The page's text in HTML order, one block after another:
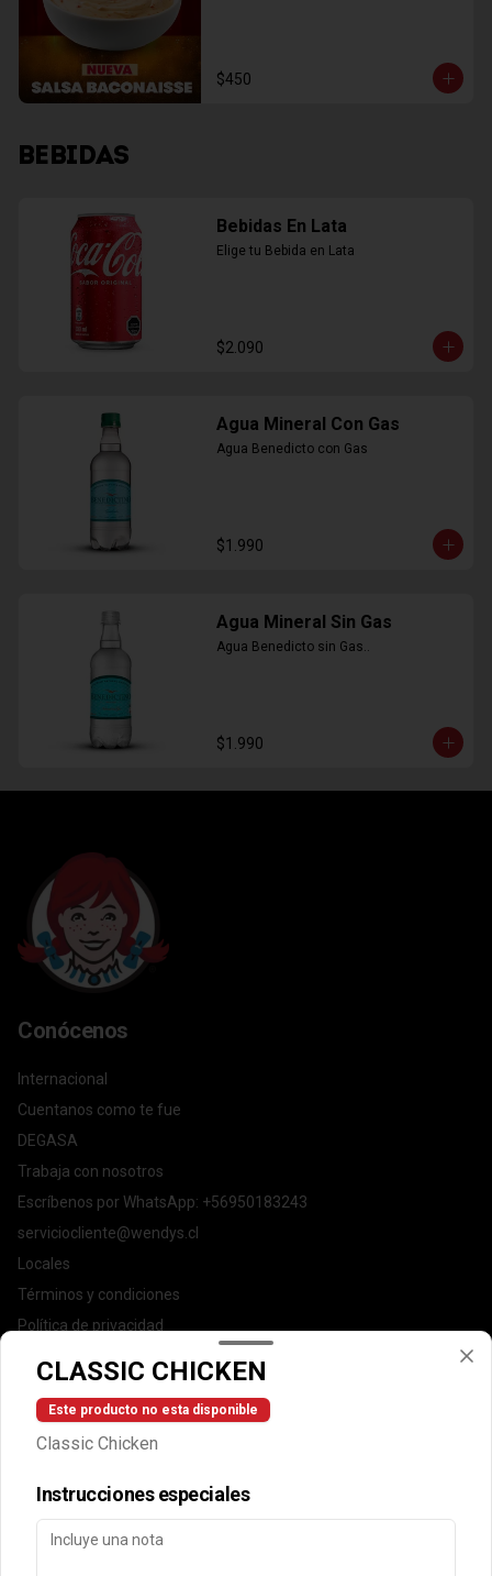
$450
BEBIDAS
Bebidas En Lata
Elige tu Bebida en Lata
$2.090
Agua Mineral Con Gas
Agua Benedicto con Gas
$1.990
Agua Mineral Sin Gas
Agua Benedicto sin Gas..
$1.990
Conócenos
Internacional
Cuentanos como te fue
DEGASA
Trabaja con nosotros
Escríbenos por WhatsApp: +56950183243
serviciocliente@wendys.cl
Locales
Términos y condiciones
Política de privacidad
Redes sociales
Instagram
Facebook
Mi cuenta
CLASSIC CHICKEN
Este producto no esta disponible
Classic Chicken
Instrucciones especiales